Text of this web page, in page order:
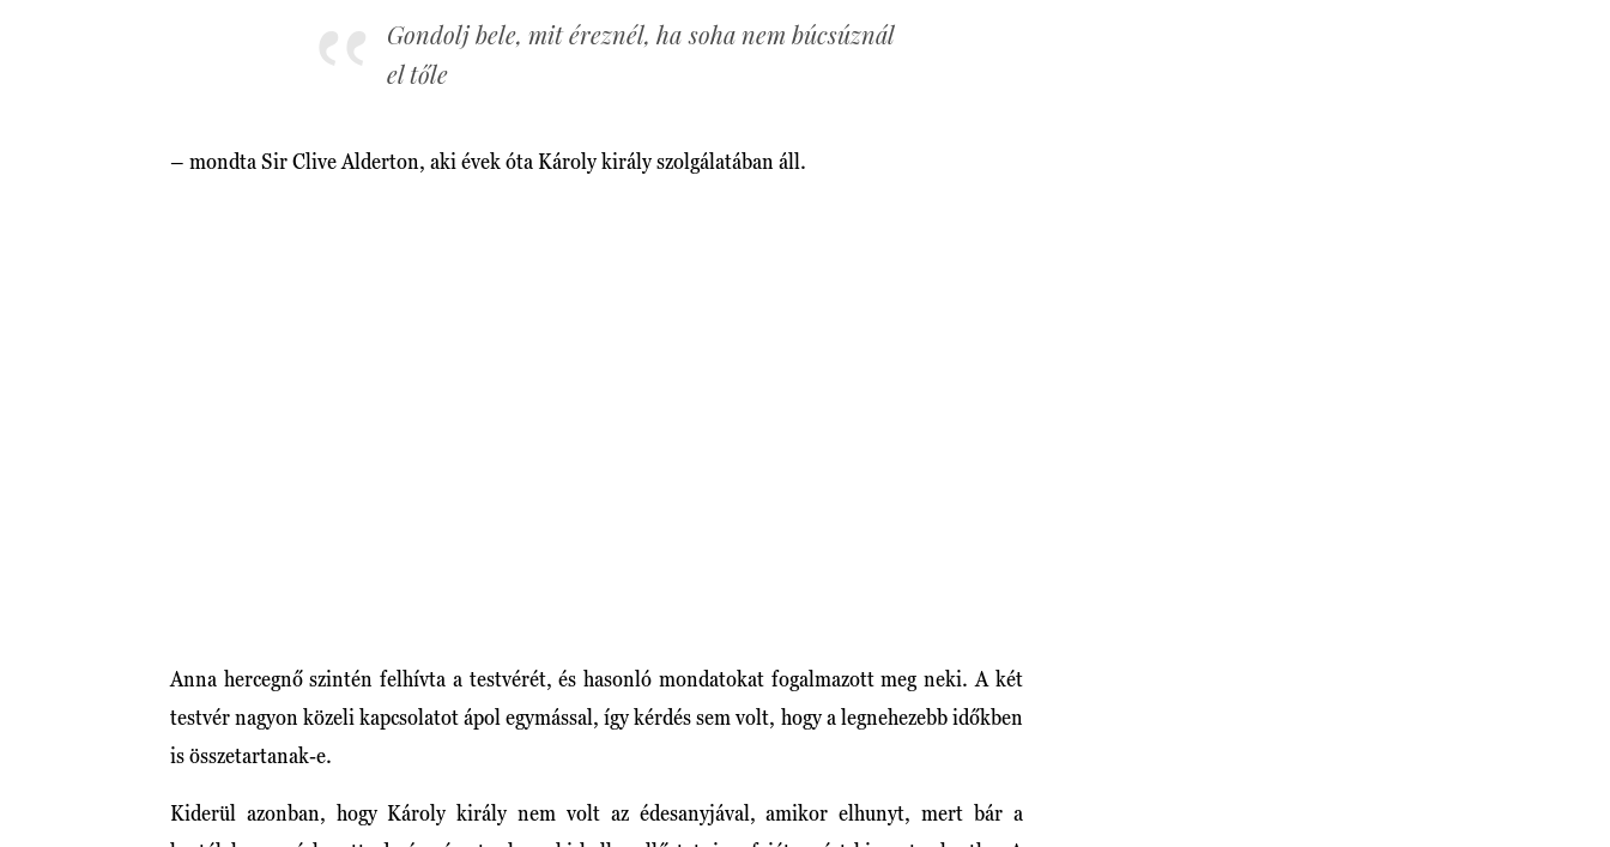
Gondolj bele, mit éreznél, ha soha nem búcsúznál
el tőle
– mondta Sir Clive Alderton, aki évek óta Károly király szolgálatában áll.
Anna hercegnő szintén felhívta a testvérét, és hasonló mondatokat fogalmazott meg neki. A két
testvér nagyon közeli kapcsolatot ápol egymással, így kérdés sem volt, hogy a legnehezebb időkben
is összetartanak-e.
Kiderül azonban, hogy Károly király nem volt az édesanyjával, amikor elhunyt, mert bár a